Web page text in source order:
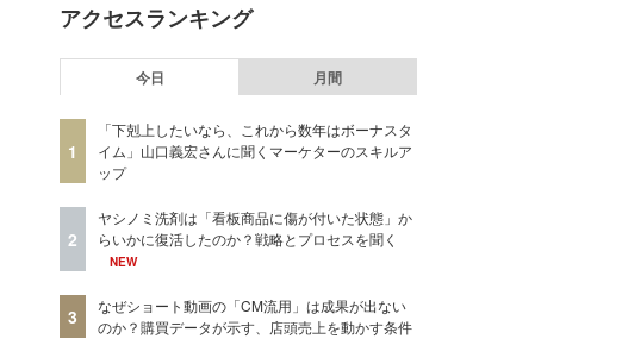
アクセスランキング
今日 月間
1
「下剋上したいなら、これから数年はボーナスタ
イム」山口義宏さんに聞くマーケターのスキルア
ップ
2
ヤシノミ洗剤は「看板商品に傷が付いた状態」か
らいかに復活したのか？戦略とプロセスを聞く
NEW
3
なぜショート動画の「CM流用」は成果が出ない
のか？購買データが示す、店頭売上を動かす条件